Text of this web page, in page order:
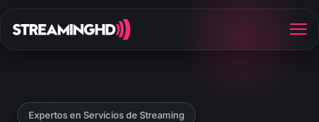
Expertos en Servicios de Streaming